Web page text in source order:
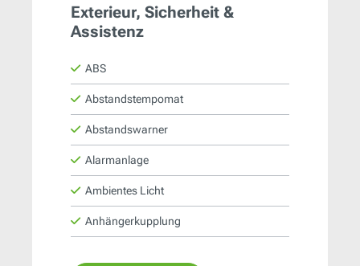
Exterieur, Sicherheit &
Assistenz
ABS
Abstandstempomat
Abstandswarner
Alarmanlage
Ambientes Licht
Anhängerkupplung